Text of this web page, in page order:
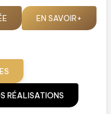
Zip présentent un haut
son efficacité.
à toile ajourée iD-Zip
qu’un volet
montées-descentes.
EN SAVOIR+
RÉALISATIONS